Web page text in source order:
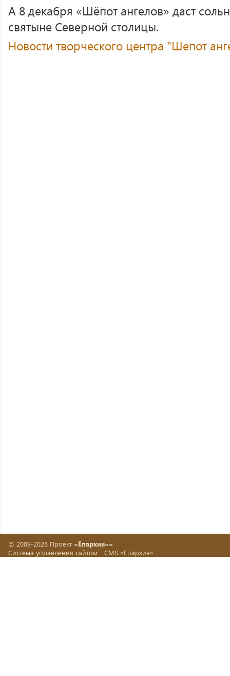
А 8 декабря «Шёпот ангелов» даст
святыне Северной столицы.
Новости творческого центра "Шепот
© 2009-2026 Проект «Епархия»»
Система управления сайтом - CMS «Епархия»